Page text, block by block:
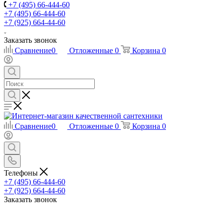
+7 (495) 66-444-60
+7 (495) 66-444-60
+7 (925) 664-44-60
Заказать звонок
Сравнение0 Отложенные 0 Корзина 0
Сравнение0 Отложенные 0 Корзина 0
Телефоны
+7 (495) 66-444-60
+7 (925) 664-44-60
Заказать звонок